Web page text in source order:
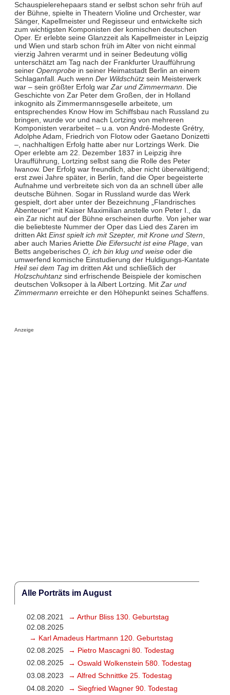
Schauspielerehepaars stand er selbst schon sehr früh auf
der Bühne, spielte in Theatern Violine und Orchester, war
Sänger, Kapellmeister und Regisseur und entwickelte sich
zum wichtigsten Komponisten der komischen deutschen
Oper. Er erlebte seine Glanzzeit als Kapellmeister in Leipzig
und Wien und starb schon früh im Alter von nicht einmal
vierzig Jahren verarmt und in seiner Bedeutung völlig
unterschätzt am Tag nach der Frankfurter Uraufführung
seiner Opernprobein seiner Heimatstadt Berlin an einem
Schlaganfall. Auch wenn Der Wildschützsein Meisterwerk
war – sein größter Erfolg war Zar und Zimmermann . Die
Geschichte von Zar Peter dem Großen, der in Holland
inkognito als Zimmermannsgeselle arbeitete, um
entsprechendes Know How im Schiffsbau nach Russland zu
bringen, wurde vor und nach Lortzing von mehreren
Komponisten verarbeitet – u.a. von André-Modeste Grétry,
Adolphe Adam, Friedrich von Flotow oder Gaetano Donizetti
–, nachhaltigen Erfolg hatte aber nur Lortzings Werk. Die
Oper erlebte am 22. Dezember 1837 in Leipzig ihre
Uraufführung, Lortzing selbst sang die Rolle des Peter
Iwanow. Der Erfolg war freundlich, aber nicht überwältigend;
erst zwei Jahre später, in Berlin, fand die Oper begeisterte
Aufnahme und verbreitete sich von da an schnell über alle
deutsche Bühnen. Sogar in Russland wurde das Werk
gespielt, dort aber unter der Bezeichnung „Flandrisches
Abenteuer“ mit Kaiser Maximilian anstelle von Peter I., da
ein Zar nicht auf der Bühne erscheinen durfte. Von jeher war
die beliebteste Nummer der Oper das Lied des Zaren im
dritten Akt Einst spielt ich mit Szepter, mit Krone und Stern
aber auch Maries Ariette Die Eifersucht ist eine Plage, van
Betts angeberisches O, ich bin klug und weiseoder die
umwerfend komische Einstudierung der Huldigungs-Kantate
Heil sei dem Tagim dritten Akt und schließlich der
Holzschuhtanzsind erfrischende Beispiele der komischen
deutschen Volksoper à la Albert Lortzing. Mit Zar und
Zimmermann erreichte er den Höhepunkt seines Schaffens.
Anzeige
Alle Porträts im August
02.08.2021
→ Arthur Bliss 130. Geburtstag
02.08.2025
→ Karl Amadeus Hartmann 120. Geburtstag
02.08.2025
→ Pietro Mascagni 80. Todestag
02.08.2025
→ Oswald Wolkenstein 580. Todestag
03.08.2023
→ Alfred Schnittke 25. Todestag
04.08.2020
→ Siegfried Wagner 90. Todestag